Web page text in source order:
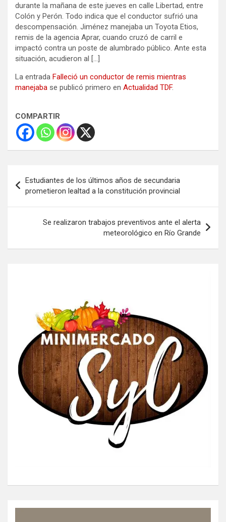
durante la mañana de este jueves en calle Libertad, entre
Colón y Perón. Todo indica que el conductor sufrió una
descompensación. Jiménez manejaba un Toyota Etios,
remis de la agencia Aprar, cuando cruzó de carril e
impactó contra un poste de alumbrado público. Ante esta
situación, acudieron al […]
La entrada Falleció un conductor de remis mientras
manejaba se publicó primero en Actualidad TDF.
COMPARTIR
de
entradas
Estudiantes de los últimos años de secundaria
prometieron lealtad a la constitución provincial
Se realizaron trabajos preventivos ante el alerta
meteorológico en Río Grande